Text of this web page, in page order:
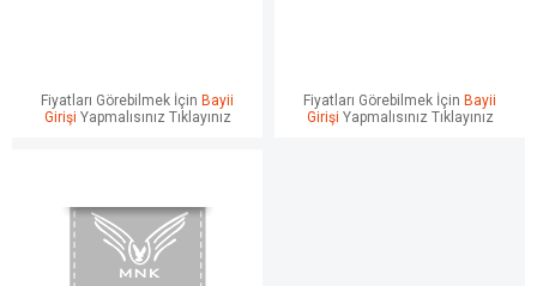
Fiyatları Görebilmek İçin Bayii
Girişi Yapmalısınız Tıklayınız
Fiyatları Görebilmek İçin Bayii
Girişi Yapmalısınız Tıklayınız